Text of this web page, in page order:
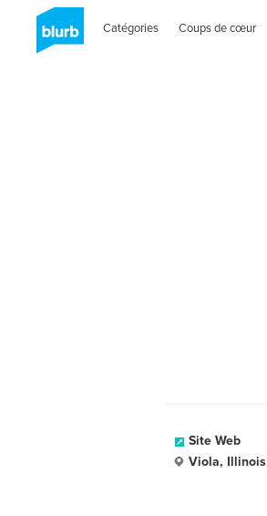
Catégories Coups de cœur
Site Web
Viola, Illinois